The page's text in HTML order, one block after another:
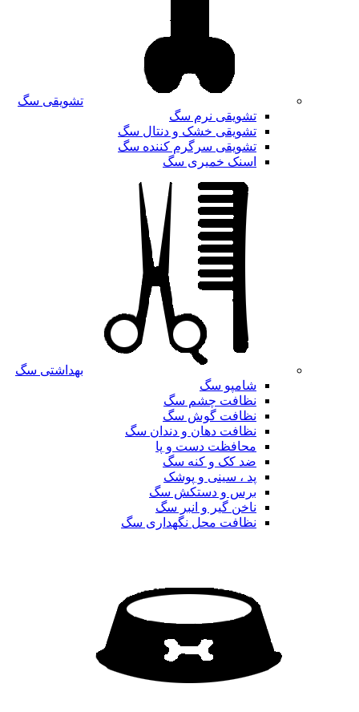
تشویقی سگ
تشویقی نرم سگ
تشویقی خشک و دنتال سگ
تشویقی سرگرم کننده سگ
اسنک خمیری سگ
بهداشتی سگ
شامپو سگ
نظافت چشم سگ
نظافت گوش سگ
نظافت دهان و دندان سگ
محافظت دست و پا
ضد کک و کنه سگ
پد ، سینی و پوشک
برس و دستکش سگ
ناخن گیر و انبر سگ
نظافت محل نگهداری سگ